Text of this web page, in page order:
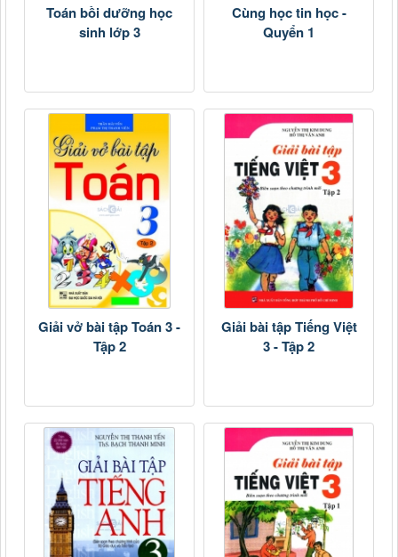
Toán bồi dưỡng học
sinh lớp 3
Cùng học tin học -
Quyển 1
Giải vở bài tập Toán 3 -
Tập 2
Giải bài tập Tiếng Việt
3 - Tập 2